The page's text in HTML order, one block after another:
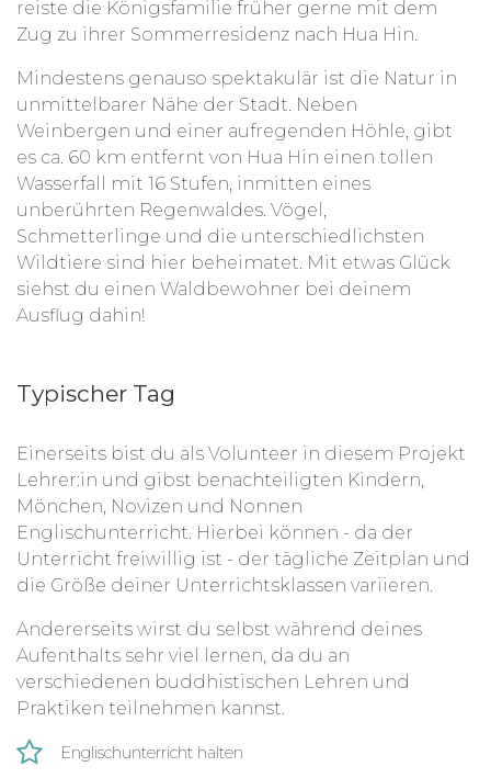
Chancen zu bieten.Zum einen, um sich besser mit
zum anderen die beruflichen Zukunftsaussichten
zu erhöhen.
reiste die Königsfamilie früher gerne mit dem
Zug zu ihrer Sommerresidenz nach Hua Hin.
Mindestens genauso spektakulär ist die Natur in
unmittelbarer Nähe der Stadt. Neben
Weinbergen und einer aufregenden Höhle, gibt
es ca. 60 km entfernt von Hua Hin einen tollen
Wasserfall mit 16 Stufen, inmitten eines
unberührten Regenwaldes. Vögel,
Schmetterlinge und die unterschiedlichsten
Wildtiere sind hier beheimatet. Mit etwas Glück
siehst du einen Waldbewohner bei deinem
Ausflug dahin!
Typischer Tag
Einerseits bist du als Volunteer in diesem Projekt
Lehrer:in und gibst benachteiligten Kindern,
Mönchen, Novizen und Nonnen
Englischunterricht. Hierbei können - da der
Unterricht freiwillig ist - der tägliche Zeitplan und
die Größe deiner Unterrichtsklassen variieren.
Andererseits wirst du selbst während deines
Aufenthalts sehr viel lernen, da du an
verschiedenen buddhistischen Lehren und
Praktiken teilnehmen kannst.
Englischunterricht halten